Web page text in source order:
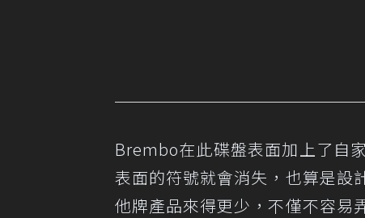
Brembo在此碟盤表面加上了自
表面的符號就會消失，也算是設
他牌產品來得更少，不僅不容易